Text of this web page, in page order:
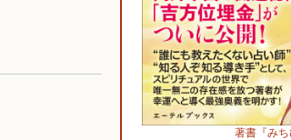
著書『みち